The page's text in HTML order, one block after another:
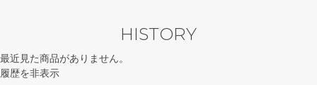
HISTORY
最近見た商品がありません。
履歴を非表示